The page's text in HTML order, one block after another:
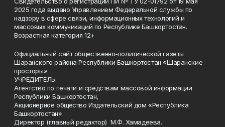
2025 года выдано Управлением Федеральной службы по
надзору в сфере связи, информационных технологий и
массовых коммуникаций по Республике Башкортостан.
Возрастная категория 12+
Официальный сайт общественно-политической газеты
Шаранского района Республики Башкортостан «Шаранские
просторы»
УЧРЕДИТЕЛЬ:
Агентство по печати и средствам массовой информации
Республики Башкортостан,
Акционерное общество Издательский дом «Республика
Башкортостан».
Директор (главный редактор) М.Ф. Хамадеева.